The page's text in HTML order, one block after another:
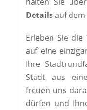
Detailsauf dem
Erleben Sie die
auf eine
Ihre
Stadt aus
freuen uns
dürfen und